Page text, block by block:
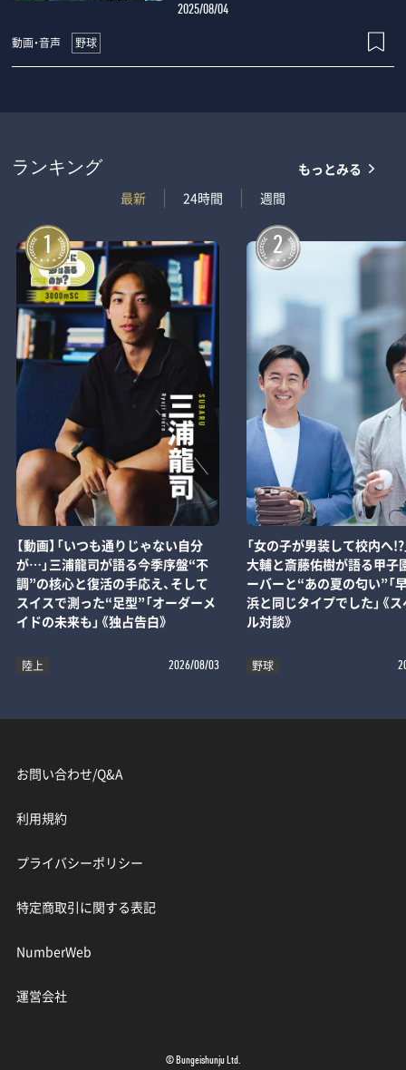
2025/08/04
動画・音声 野球
ランキング
最新
24時間 週間
もっとみる
1
【動画】「いつも通りじゃない自分
が…」三浦龍司が語る今季序盤“不
調”の核心と復活の手応え、そして
スイスで測った“足型”「オーダーメ
イドの未来も」《独占告白》
陸上 2026/08/03
2
「女の子が男装して校内へ!?
大輔と斎藤佑樹が語る甲子
ーバーと“あの夏の匂い”「
浜と同じタイプでした」《
ル対談》
野球
お問い合わせ/Q&A
利用規約
プライバシーポリシー
特定商取引に関する表記
NumberWeb
運営会社
© Bungeishunju Ltd.